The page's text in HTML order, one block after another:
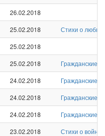
26.02.2018
25.02.2018
Стихи о любви
25.02.2018
25.02.2018
Гражданские
24.02.2018
Гражданские
24.02.2018
Гражданские
24.02.2018
Гражданские
23.02.2018
Стихи о войне